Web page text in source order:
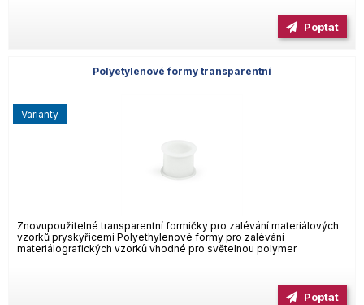
Poptat
Polyetylenové formy transparentní
Znovupoužitelné transparentní formičky pro zalévání materiálových
vzorků pryskyřicemi Polyethylenové formy pro zalévání
materiálografických vzorků vhodné pro světelnou polymer
varianty
Poptat